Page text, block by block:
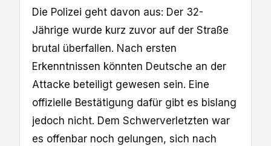
Die Polizei geht davon aus: Der 32-
Jährige wurde kurz zuvor auf der Straße
brutal überfallen. Nach ersten
Erkenntnissen könnten Deutsche an der
Attacke beteiligt gewesen sein. Eine
offizielle Bestätigung dafür gibt es bislang
jedoch nicht. Dem Schwerverletzten war
es offenbar noch gelungen, sich nach